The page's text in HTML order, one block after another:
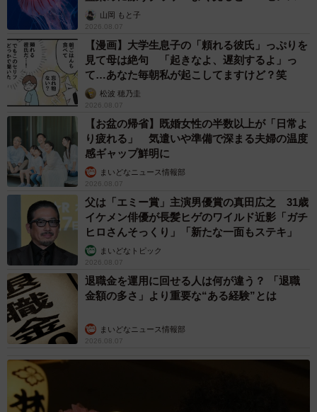
ごい」山岡 もと子
2026.08.07
【漫画】大学生息子の「頼れる彼氏」っぷりを
見て母は絶句 「起きなよ、遅刻するよ」っ
て…あなた毎朝私が起こしてますけど？笑
松波 穂乃圭
2026.08.07
【お盆の帰省】既婚女性の半数以上が「日常よ
り疲れる」 気遣いや準備で深まる夫婦の温度
感ギャップ鮮明に
まいどなニュース情報部
2026.08.07
父は「エミー賞」主演男優賞の真田広之 31歳
イケメン俳優が長髪ヒゲのワイルド近影「ガチ
ヒロさんそっくり」「新たな一面もステキ」
まいどなトピック
2026.08.07
退職金を運用に回せる人は何が違う？ 「退職
金額の多さ」より重要な“ある経験”とは
まいどなニュース情報部
2026.08.07